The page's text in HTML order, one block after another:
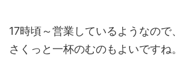
17時頃～営業しているようなので
さくっと一杯のむのもよいですね。